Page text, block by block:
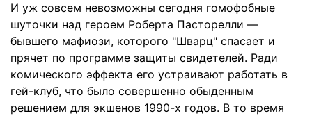
И уж совсем невозможны сегодня гомофобные
шуточки над героем Роберта Пасторелли —
бывшего мафиози, которого "Шварц" спасает и
прячет по программе защиты свидетелей. Ради
комического эффекта его устраивают работать в
гей-клуб, что было совершенно обыденным
решением для экшенов 1990-х годов. В то время